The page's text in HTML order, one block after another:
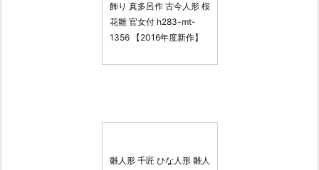
飾り 真多呂作 古今人形 桜
花雛 官女付 h283-mt-
1356 【2016年度新作】
雛人形 千匠 ひな人形 雛人